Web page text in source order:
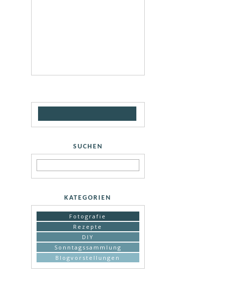
SUCHEN
KATEGORIEN
Fotografie
Rezepte
DIY
Sonntagssammlung
Blogvorstellungen